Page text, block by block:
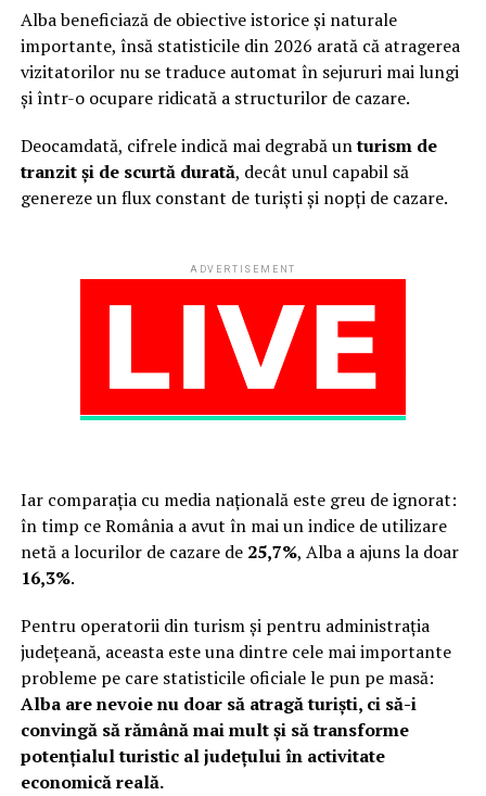
Alba beneficiază de obiective istorice și naturale
importante, însă statisticile din 2026 arată că atragerea
vizitatorilor nu se traduce automat în sejururi mai lungi
și într-o ocupare ridicată a structurilor de cazare.
Deocamdată, cifrele indică mai degrabă unturism de
tranzit și de scurtă durată, decât unul capabil să
genereze un flux constant de turiști și nopți de cazare.
ADVERTISEMENT
Iar comparația cu media națională este greu de ignorat:
în timp ce România a avut în mai un indice de utilizare
netă a locurilor de cazare de 25,7%, Alba a ajuns la doar
16,3%.
Pentru operatorii din turism și pentru administrația
județeană, aceasta este una dintre cele mai importante
probleme pe care statisticile oficiale le pun pe masă:
Alba are nevoie nu doar să atragă turiști, ci să-i
convingă să rămână mai mult și să transforme
potențialul turistic al județului în activitate
economică reală.